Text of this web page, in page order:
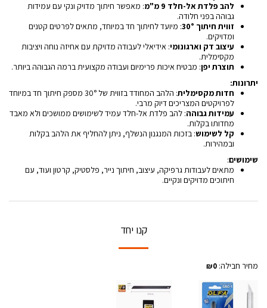
להב פלדת אל-חלד 9 מ"מ
: מאפשר חיתוך מדויק ונקי עם עמידות
גבוהה בפני חלודה.
זווית חיתוך 30°
: מיועד לחיתוך חד במיוחד, מתאים לפרטים קטנים
ומדויקים.
עיצוב דק וארגונומי: אידיאלי לעבודה מדויקת עם אחיזה נוחה ויציבות
מקסימלית.
תוצרת יפן: מבטיח איכות פרימיום ועבודה מקצועית ברמה הגבוהה ביותר.
יתרונות:
חדות מקסימלית
: הלהב המחודד בזווית של 30° מספק חיתוך חד במיוחד
לפרויקטים המצריכים דיוק מרבי.
עמידות גבוהה: להב פלדת אל-חלד עמיד לשימושים ממושכים ולא מאבד
מחדותו בקלות.
קל לשימוש: בזכות המנגנון הנשלף, ניתן להחליף את הלהב בקלות
ובמהירות.
שימושים:
מתאים לעבודות גרפיקה, עיצוב, חיתוך נייר, פלסטיק, קרטון ועוד, עם
חיתוכים מדויקים ונקיים.
קנו יחד
מחיר חבילה: ₪0